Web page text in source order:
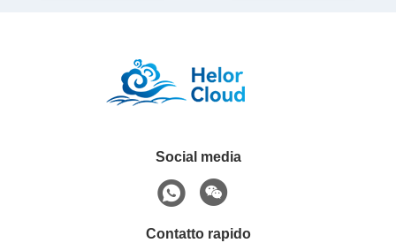
Social media
Contatto rapido